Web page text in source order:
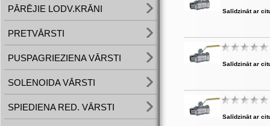
PĀRĒJIE LODV.KRĀNI
PRETVĀRSTI
PUSPAGRIEZIENA VĀRSTI
SOLENOIDA VĀRSTI
SPIEDIENA RED. VĀRSTI
Salīdzināt ar
Salīdzināt ar
Salīdzināt ar